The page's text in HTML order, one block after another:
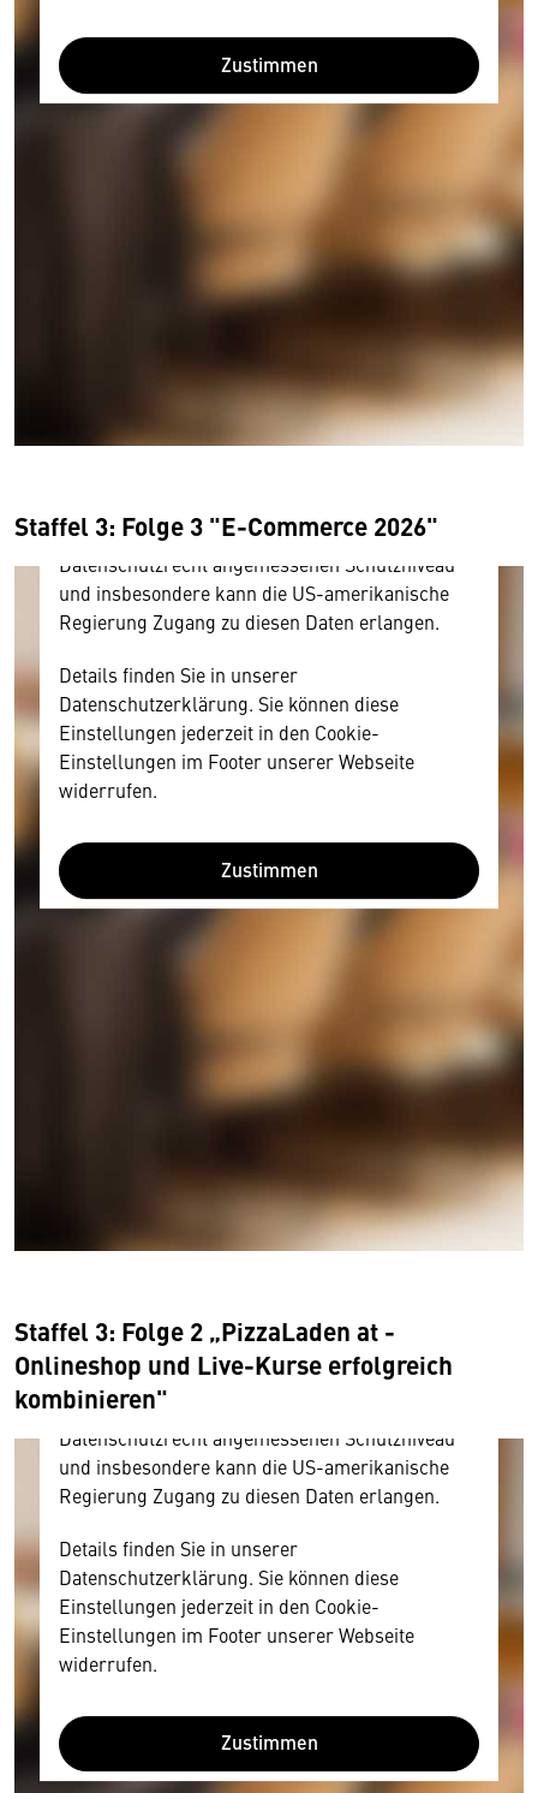
Zustimmen
Staffel 3: Folge 3 "E-Commerce 2026"
Wir benötigen Ihre Zustimmung
Hier würden wir Ihnen gerne einen externen
Inhalt anzeigen. Dafür benötigen wir allerdings
Ihre Zustimmung, da Ihr Browser
personenbezogene technische Daten zu Geräten
Diese Daten unterliegen keinem dem EU-
Datenschutzrecht angemessenen Schutzniveau
und insbesondere kann die US-amerikanische
Regierung Zugang zu diesen Daten erlangen.
Details finden Sie in unserer
Datenschutzerklärung. Sie können diese
Einstellungen jederzeit in den Cookie-
Einstellungen im Footer unserer Webseite
widerrufen.
Zustimmen
Staffel 3: Folge 2 „PizzaLaden at -
Onlineshop und Live-Kurse erfolgreich
kombinieren"
Wir benötigen Ihre Zustimmung
Hier würden wir Ihnen gerne einen externen
personenbezogene technische Daten zu Geräten
und Nutzerverhalten mitunter mit US-
amerikanischen Anbietern austauscht.
Diese Daten unterliegen keinem dem EU-
Datenschutzrecht angemessenen Schutzniveau
und insbesondere kann die US-amerikanische
Regierung Zugang zu diesen Daten erlangen.
Details finden Sie in unserer
Datenschutzerklärung. Sie können diese
Einstellungen jederzeit in den Cookie-
Einstellungen im Footer unserer Webseite
widerrufen.
Zustimmen